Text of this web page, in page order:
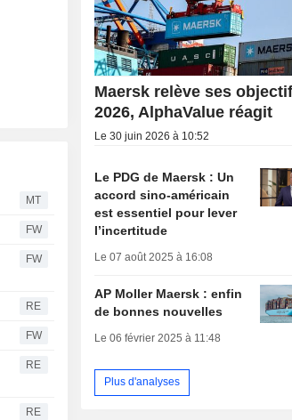
MT
FW
FW
RE
FW
RE
RE
Maersk relève ses
2026, AlphaValue réagit
Le 30 juin 2026 à 10:52
Le PDG de Maersk : Un
accord sino-américain
est essentiel pour lever
l’incertitude
Le 07 août 2025 à 16:08
AP Moller Maersk : enfin
de bonnes nouvelles
Le 06 février 2025 à 11:48
Plus d'analyses